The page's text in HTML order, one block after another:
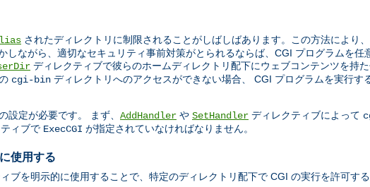
されたディレクトリに制限されることがしばしばあります。この方法により
ながら、適切なセキュリティ事前対策がとられるならば、CGI プログラムを任
ディレクティブで彼らのホームディレクトリ配下にウェブコンテンツを持
cgi-bin ディレクトリへのアクセスができない場合、 CGI プログラムを実行す
設定が必要です。 まず、 AddHandler や SetHandler ディレクティブによって
ィブで ExecCGI が指定されていなければなりません。
使用する
ブを明示的に使用することで、特定のディレクトリ配下で CGI の実行を許可す